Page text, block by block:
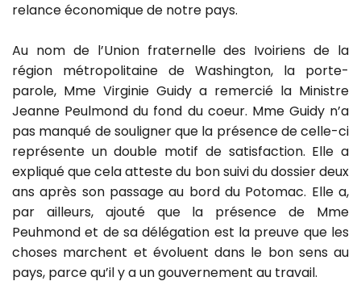
relance économique de notre pays.
Au nom de l’Union fraternelle des Ivoiriens de la
région métropolitaine de Washington, la porte-
parole, Mme Virginie Guidy a remercié la Ministre
Jeanne Peulmond du fond du coeur. Mme Guidy n’a
pas manqué de souligner que la présence de celle-ci
représente un double motif de satisfaction. Elle a
expliqué que cela atteste du bon suivi du dossier deux
ans après son passage au bord du Potomac. Elle a,
par ailleurs, ajouté que la présence de Mme
Peuhmond et de sa délégation est la preuve que les
choses marchent et évoluent dans le bon sens au
pays, parce qu’il y a un gouvernement au travail.